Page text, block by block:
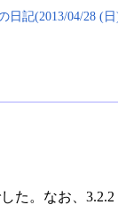
日記(2013/04/28 (
た。なお、